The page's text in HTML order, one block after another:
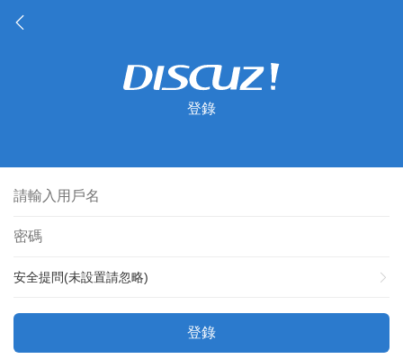
登錄
安全提問(未設置請忽略)
登錄